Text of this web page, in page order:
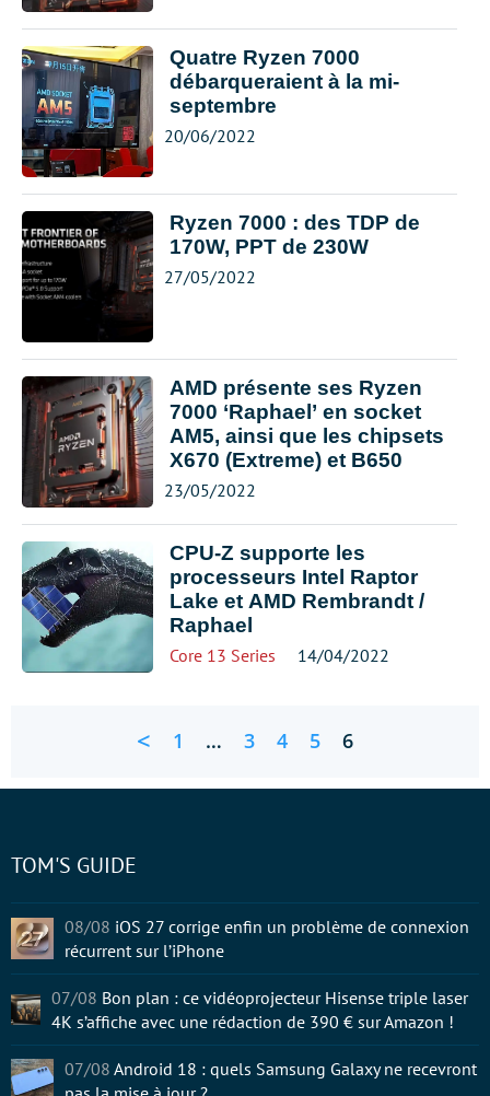
Quatre Ryzen 7000
débarqueraient à la mi-
septembre
20/06/2022
Ryzen 7000 : des TDP de
170W, PPT de 230W
27/05/2022
AMD présente ses Ryzen
7000 ‘Raphael’ en socket
AM5, ainsi que les chipsets
X670 (Extreme) et B650
23/05/2022
CPU-Z supporte les
processeurs Intel Raptor
Lake et AMD Rembrandt /
Raphael
Core 13 Series 14/04/2022
< 1 … 3 4 5 6
TOM'S GUIDE
08/08 iOS 27 corrige enfin un problème de connexion
récurrent sur l’iPhone
07/08 Bon plan : ce vidéoprojecteur Hisense triple laser
4K s’affiche avec une rédaction de 390 € sur Amazon !
07/08 Android 18 : quels Samsung Galaxy ne recevront